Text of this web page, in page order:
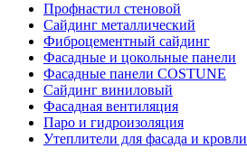
Профнастил стеновой
Сайдинг металлический
Фиброцементный сайдинг
Фасадные и цокольные панели
Фасадные панели COSTUNE
Сайдинг виниловый
Фасадная вентиляция
Паро и гидроизоляция
Утеплители для фасада и кровли